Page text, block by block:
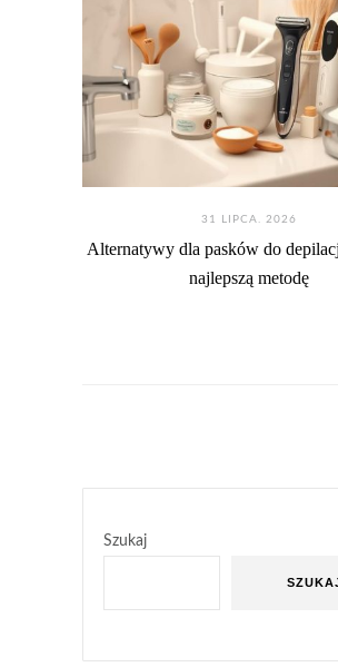
31 LIPCA. 2026
Alternatywy dla pasków do
najlepszą metodę
Szukaj